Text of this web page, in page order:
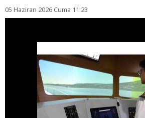
05 Haziran 2026 Cuma 11:23